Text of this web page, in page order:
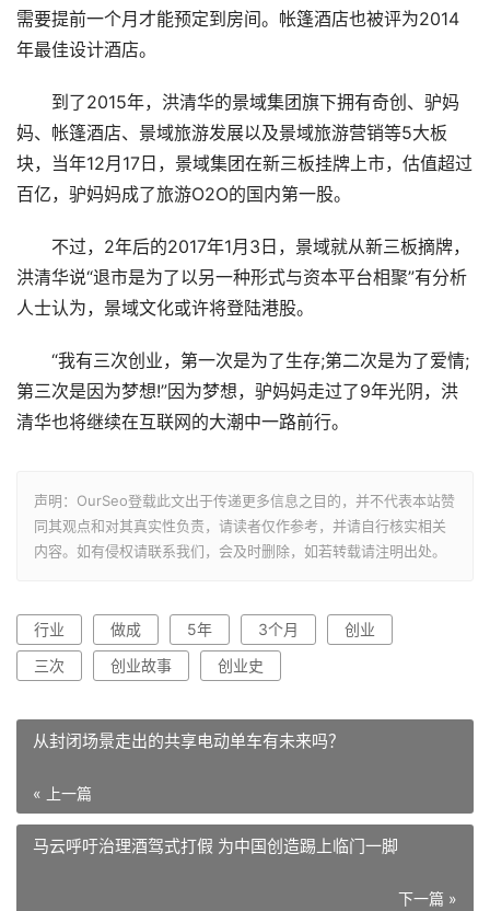
需要提前一个月才能预定到房间。帐篷酒店也被评为2014
年最佳设计酒店。
到了2015年，洪清华的景域集团旗下拥有奇创、驴妈
妈、帐篷酒店、景域旅游发展以及景域旅游营销等5大板
块，当年12月17日，景域集团在新三板挂牌上市，估值超过
百亿，驴妈妈成了旅游O2O的国内第一股。
不过，2年后的2017年1月3日，景域就从新三板摘牌，
洪清华说“退市是为了以另一种形式与资本平台相聚”有分析
人士认为，景域文化或许将登陆港股。
“我有三次创业，第一次是为了生存;第二次是为了爱情;
第三次是因为梦想!”因为梦想，驴妈妈走过了9年光阴，洪
清华也将继续在互联网的大潮中一路前行。
声明：OurSeo登载此文出于传递更多信息之目的，并不代表本站赞
同其观点和对其真实性负责，请读者仅作参考，并请自行核实相关
内容。如有侵权请联系我们，会及时删除，如若转载请注明出处。
行业 做成 5年 3个月
创业
三次
创业故事 创业史
从封闭场景走出的共享电动单车有未来吗？
« 上一篇
马云呼吁治理酒驾式打假 为中国创造踢上临门一脚
下一篇 »